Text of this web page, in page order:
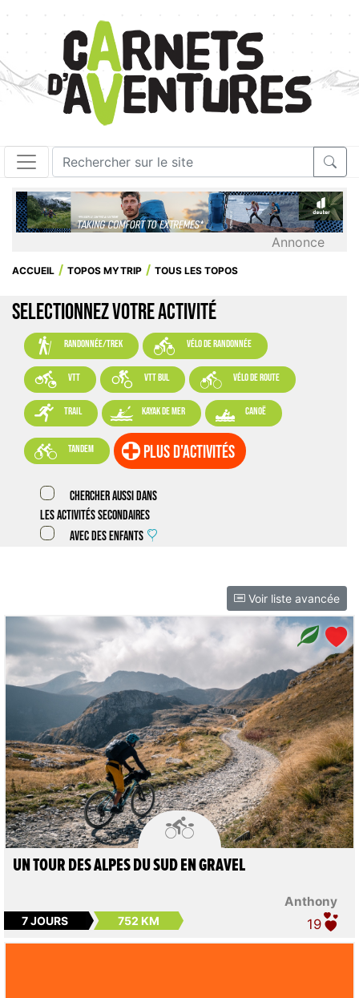
Annonce
ACCUEIL TOPOS MYTRIP TOUS LES TOPOS
SELECTIONNEZ VOTRE ACTIVITÉ
 randonnée/trek  vélo de randonnée
 VTT  VTT BUL  vélo de route
 trail  kayak de mer  canoë
 tandem plus d'activités
Chercher aussi dans
les activités secondaires
Avec des enfants
Voir liste avancée

Anthony
UN TOUR DES ALPES DU SUD EN GRAVEL
7 JOURS 752 KM 19